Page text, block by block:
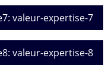
valeur-expertise-7
valeur-expertise-8